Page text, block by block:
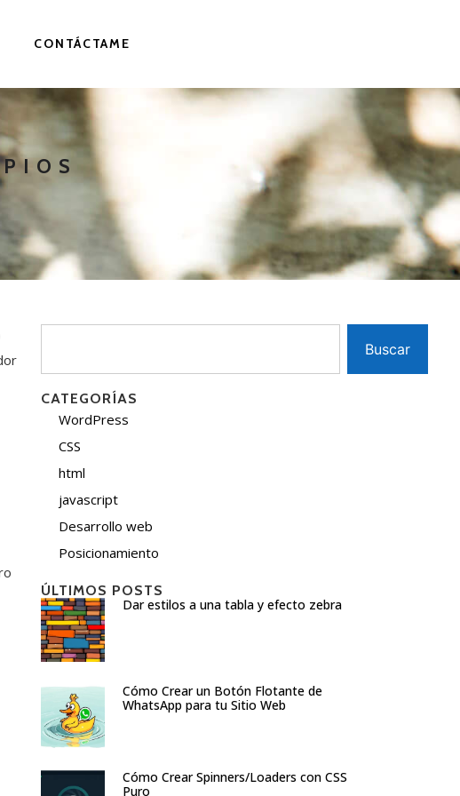
CONTÁCTAME
Buscar
CATEGORÍAS
WordPress
CSS
html
javascript
Desarrollo web
Posicionamiento
ÚLTIMOS POSTS
Dar estilos a una tabla y efecto zebra
Cómo Crear un Botón Flotante de
WhatsApp para tu Sitio Web
Cómo Crear Spinners/Loaders con CSS
Puro